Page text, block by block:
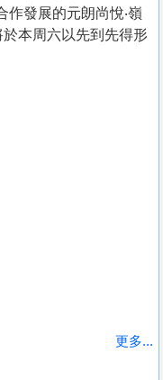
發展的元朗尚悅‧嶺
本周六以先到先得形
更多...